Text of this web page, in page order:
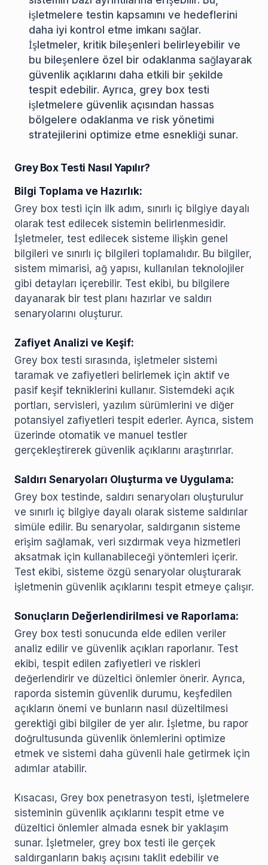
işletmelere testin kapsamını ve hedeflerini
daha iyi kontrol etme imkanı sağlar.
İşletmeler, kritik bileşenleri belirleyebilir ve
bu bileşenlere özel bir odaklanma sağlayarak
güvenlik açıklarını daha etkili bir şekilde
tespit edebilir. Ayrıca, grey box testi
işletmelere güvenlik açısından hassas
bölgelere odaklanma ve risk yönetimi
stratejilerini optimize etme esnekliği sunar.
Grey Box Testi Nasıl Yapılır?
Bilgi Toplama ve Hazırlık:
Grey box testi için ilk adım, sınırlı iç bilgiye dayalı
olarak test edilecek sistemin belirlenmesidir.
İşletmeler, test edilecek sisteme ilişkin genel
bilgileri ve sınırlı iç bilgileri toplamalıdır. Bu bilgiler,
sistem mimarisi, ağ yapısı, kullanılan teknolojiler
gibi detayları içerebilir. Test ekibi, bu bilgilere
dayanarak bir test planı hazırlar ve saldırı
senaryolarını oluşturur.
Zafiyet Analizi ve Keşif:
Grey box testi sırasında, işletmeler sistemi
taramak ve zafiyetleri belirlemek için aktif ve
pasif keşif tekniklerini kullanır. Sistemdeki açık
portları, servisleri, yazılım sürümlerini ve diğer
potansiyel zafiyetleri tespit ederler. Ayrıca, sistem
üzerinde otomatik ve manuel testler
gerçekleştirerek güvenlik açıklarını araştırırlar.
Saldırı Senaryoları Oluşturma ve Uygulama:
Grey box testinde, saldırı senaryoları oluşturulur
ve sınırlı iç bilgiye dayalı olarak sisteme saldırılar
simüle edilir. Bu senaryolar, saldırganın sisteme
erişim sağlamak, veri sızdırmak veya hizmetleri
aksatmak için kullanabileceği yöntemleri içerir.
Test ekibi, sisteme özgü senaryolar oluşturarak
işletmenin güvenlik açıklarını tespit etmeye çalışır.
Sonuçların Değerlendirilmesi ve Raporlama:
Grey box testi sonucunda elde edilen veriler
analiz edilir ve güvenlik açıkları raporlanır. Test
ekibi, tespit edilen zafiyetleri ve riskleri
değerlendirir ve düzeltici önlemler önerir. Ayrıca,
raporda sistemin güvenlik durumu, keşfedilen
açıkların önemi ve bunların nasıl düzeltilmesi
gerektiği gibi bilgiler de yer alır. İşletme, bu rapor
doğrultusunda güvenlik önlemlerini optimize
etmek ve sistemi daha güvenli hale getirmek için
adımlar atabilir.
Kısacası, Grey box penetrasyon testi, işletmelere
sisteminin güvenlik açıklarını tespit etme ve
düzeltici önlemler almada esnek bir yaklaşım
sunar. İşletmeler, grey box testi ile gerçek
saldırganların bakış açısını taklit edebilir ve